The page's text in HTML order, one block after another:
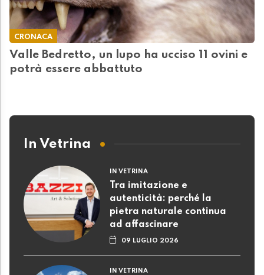
CRONACA
Valle Bedretto, un lupo ha ucciso 11 ovini e
potrà essere abbattuto
In Vetrina
IN VETRINA
Tra imitazione e
autenticità: perché la
pietra naturale continua
ad affascinare
09 LUGLIO 2026
IN VETRINA